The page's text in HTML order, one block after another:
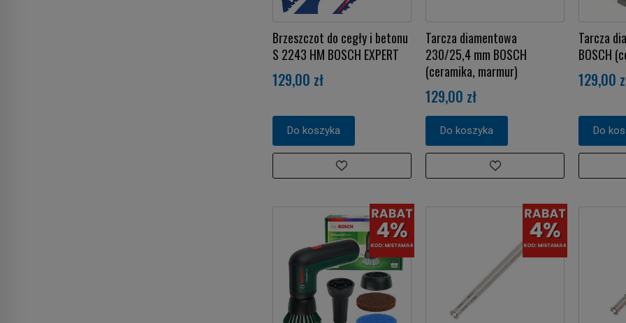
Brzeszczot do cegły i betonu
S 2243 HM BOSCH EXPERT
129,00 zł
Do koszyka
Tarcza diamentowa
230/25,4 mm BOSCH
(ceramika, marmur)
129,00 zł
Do koszyka
Tarcza
BOSCH
129,00
Do